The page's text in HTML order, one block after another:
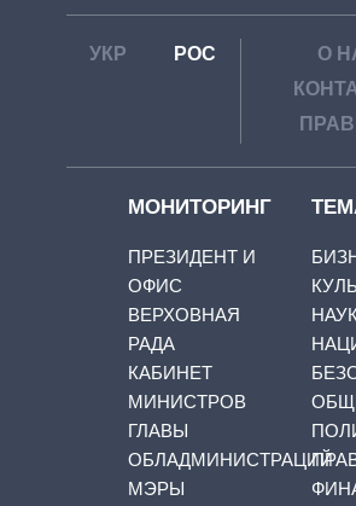
УКР РОС
О
МОНИТОРИНГ
ПРЕЗИДЕНТ И
ОФИС
ВЕРХОВНАЯ
РАДА
КАБИНЕТ
МИНИСТРОВ
ГЛАВЫ
ОБЛАДМИНИСТРАЦИЙ
МЭРЫ